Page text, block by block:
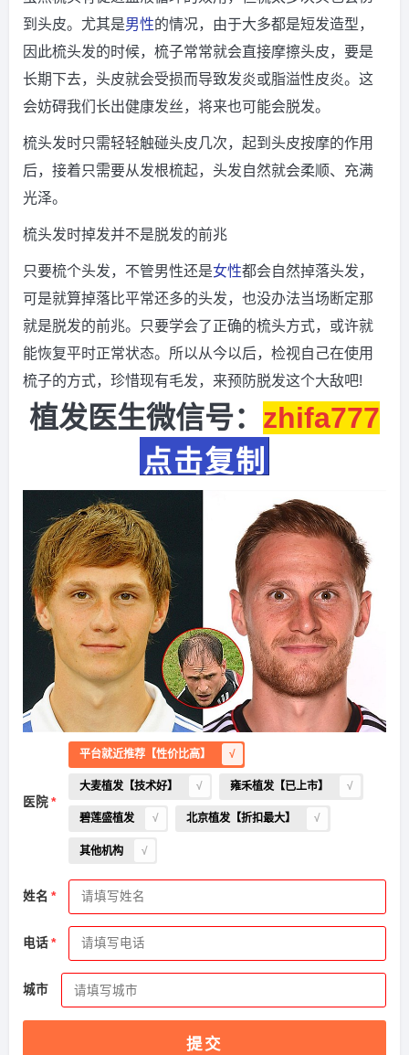
到头皮。尤其是男性的情况，由于大多都是短发造型，
因此梳头发的时候，梳子常常就会直接摩擦头皮，要是
长期下去，头皮就会受损而导致发炎或脂溢性皮炎。这
会妨碍我们长出健康发丝，将来也可能会脱发。
梳头发时只需轻轻触碰头皮几次，起到头皮按摩的作用
后，接着只需要从发根梳起，头发自然就会柔顺、充满
光泽。
梳头发时掉发并不是脱发的前兆
只要梳个头发，不管男性还是女性都会自然掉落头发，
可是就算掉落比平常还多的头发，也没办法当场断定那
就是脱发的前兆。只要学会了正确的梳头方式，或许就
能恢复平时正常状态。所以从今以后，检视自己在使用
梳子的方式，珍惜现有毛发，来预防脱发这个大敌吧!
植发医生微信号： zhifa777
点击复制
医院
平台就近推荐【性价比高】
大麦植发【技术好】 雍禾植发【已上市】
碧莲盛植发 北京植发【折扣最大】
其他机构
姓名
电话
城市
提交
2026-8-7 浙江的田小姐（155****0494）
请到院出示【手机号】领取当月最低折扣 √
2026-8-8 四川的卢小姐（183****7856）新生植发报名成功
手机号】领取当月